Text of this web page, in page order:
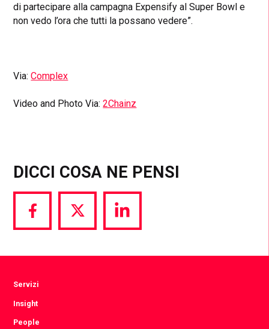
di partecipare alla campagna Expensify al Super Bowl e
non vedo l’ora che tutti la possano vedere”.
Via:Complex
Video and Photo Via:2Chainz
DICCI COSA NE PENSI
Share
via
Share
via
Share
via
Servizi
Insight
People